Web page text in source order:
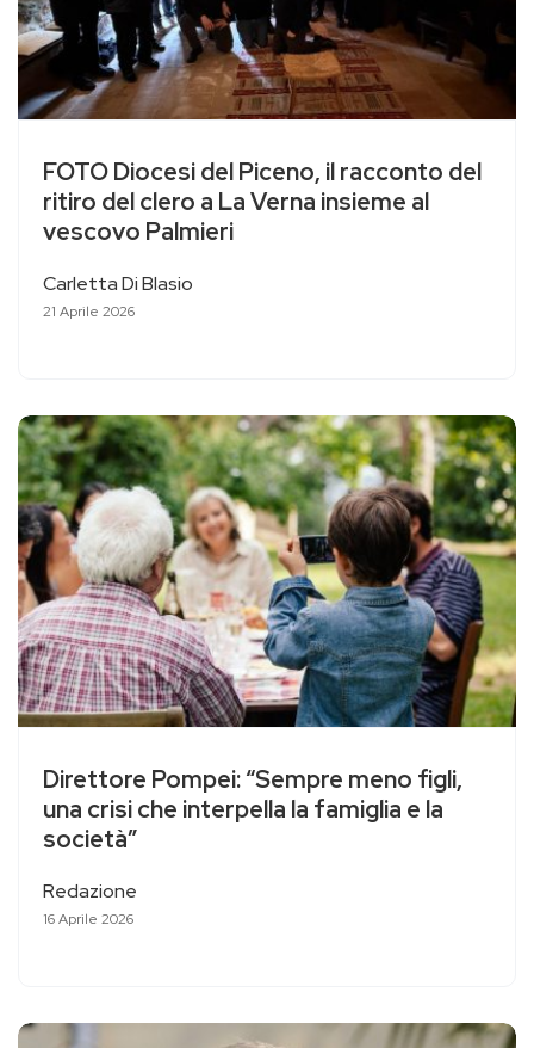
FOTO Diocesi del Piceno, il racconto del
ritiro del clero a La Verna insieme al
vescovo Palmieri
Carletta Di Blasio
21 Aprile 2026
Direttore Pompei: “Sempre meno figli,
una crisi che interpella la famiglia e la
società”
Redazione
16 Aprile 2026